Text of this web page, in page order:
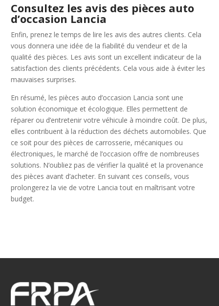
Consultez les avis des pièces auto
d’occasion Lancia
Enfin, prenez le temps de lire les avis des autres clients. Cela
vous donnera une idée de la fiabilité du vendeur et de la
qualité des pièces. Les avis sont un excellent indicateur de la
satisfaction des clients précédents. Cela vous aide à éviter les
mauvaises surprises.
En résumé, les pièces auto d’occasion Lancia sont une
solution économique et écologique. Elles permettent de
réparer ou d’entretenir votre véhicule à moindre coût. De plus,
elles contribuent à la réduction des déchets automobiles. Que
ce soit pour des pièces de carrosserie, mécaniques ou
électroniques, le marché de l’occasion offre de nombreuses
solutions. N’oubliez pas de vérifier la qualité et la provenance
des pièces avant d’acheter. En suivant ces conseils, vous
prolongerez la vie de votre Lancia tout en maîtrisant votre
budget.